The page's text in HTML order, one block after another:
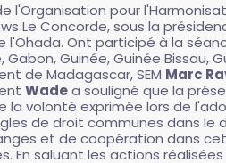
l'Organisation pour
Le Concorde, sous la
l'Ohada. Ont participé à la
Guinée, Guinée Bissau,
de Madagascar, SEM Marc
Wadea souligné que la
la volonté exprimée lors de
de droit communes dans le
et de coopération dans
En saluant les actions